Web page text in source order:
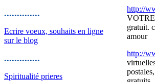
..............
Ecrire voeux, souhaits en ligne
sur le blog
..............
Spiritualité prieres
http://
VOTRE
gratuit.
amour
http://